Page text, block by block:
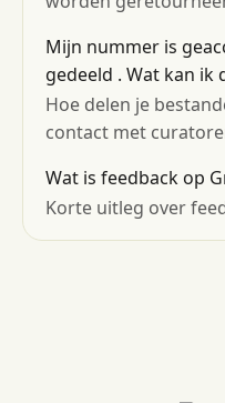
Mijn nummer is
gedeeld . Wat kan ik
Hoe delen je
contact met
Wat is feedback op
Korte uitleg over